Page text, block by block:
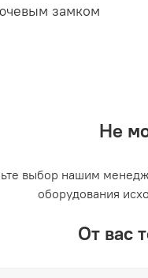
замком
Не
выбор нашим
оборудования
От вас